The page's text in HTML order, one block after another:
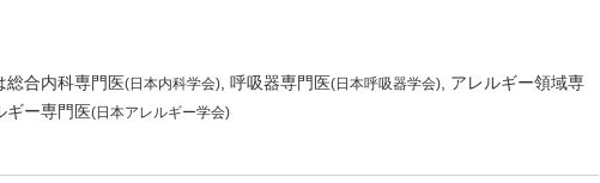
総合内科専門医(日本内科学会) 呼吸器専門医(日本呼吸器学会)
アレルギー領域専
ギー専門医(日本アレルギー学会)